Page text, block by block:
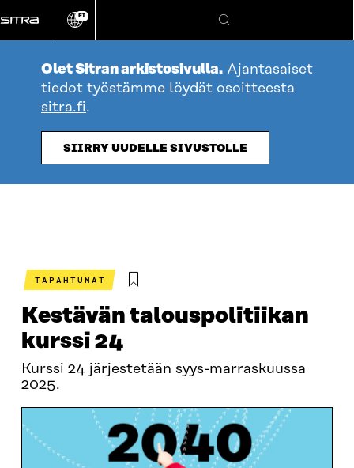
suoraan
sisältöön
Vaihda
kieli
FI
Hae
Olet Sitran arkistosivulla. Ajantasaiset
tiedot työstämme löydät osoitteesta
sitra.fi.
SIIRRY UUDELLE SIVUSTOLLE
TAPAHTUMAT
Kestävän talouspolitiikan
kurssi 24
Kurssi 24 järjestetään syys-marraskuussa
2025.